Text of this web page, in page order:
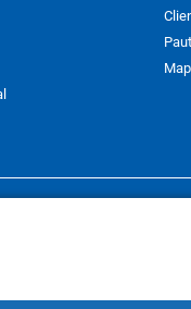
su
or in part, or